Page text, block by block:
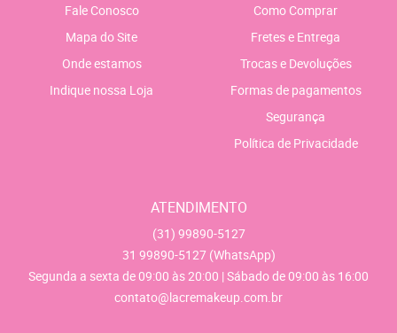
Fale Conosco
Mapa do Site
Onde estamos
Indique nossa Loja
Como Comprar
Fretes e Entrega
Trocas e Devoluções
Formas de pagamentos
Segurança
Política de Privacidade
ATENDIMENTO
(31) 99890-5127
31 99890-5127 (WhatsApp)
Segunda a sexta de 09:00 às 20:00 | Sábado de 09:00 às 16:00
contato@lacremakeup.com.br